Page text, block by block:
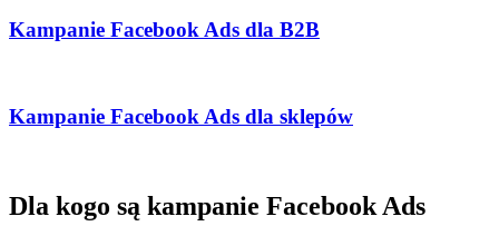
Kampanie Facebook Ads dla B2B
Kampanie Facebook Ads dla sklepów
Dla kogo są kampanie Facebook Ads